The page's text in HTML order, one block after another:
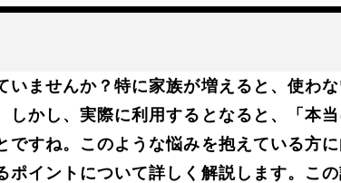
ませんか？特に家族が増えると、使わ
しかし、実際に利用するとなると、「本
すね。このような悩みを抱えている方
イントについて詳しく解説します。こ